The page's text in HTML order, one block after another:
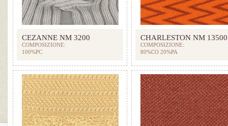
CEZANNE NM 3200
COMPOSIZIONE:
100%PC
CHARLESTON NM 13500
COMPOSIZIONE:
80%CO 20%PA